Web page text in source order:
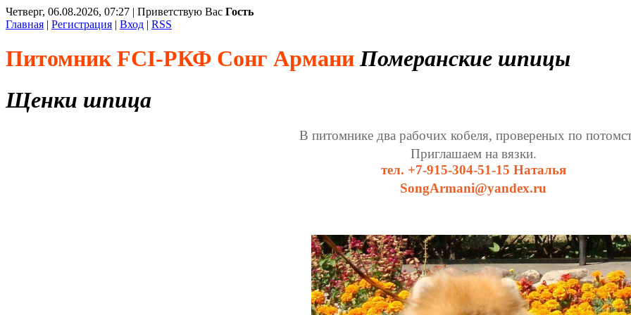
Четверг, 06.08.2026, 07:27 | Приветствую Вас Гость
Главная | Регистрация | Вход | RSS
Питомник FCI-РКФ Сонг Армани Померанские шпицы
Щенки шпица
В питомнике два рабочих кобеля, провереных по
Приглашаем на вязки.
тел. +7-915-304-51-15 Наталья
SongArmani@yandex.ru